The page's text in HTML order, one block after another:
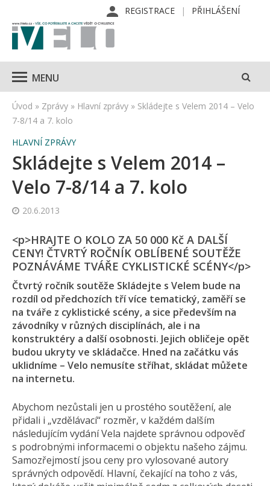
REGISTRACE PŘIHLÁŠENÍ
MENU
Úvod » Zprávy » Hlavní zprávy » Skládejte s Velem 2014 – Velo
7-8/14 a 7. kolo
HLAVNÍ ZPRÁVY
Skládejte s Velem 2014 –
Velo 7-8/14 a 7. kolo
20.6.2013
<p>HRAJTE O KOLO ZA 50 000 Kč A DALŠÍ
CENY! ČTVRTÝ ROČNÍK OBLÍBENÉ SOUTĚŽE
POZNÁVÁME TVÁŘE CYKLISTICKÉ SCÉNY</p>
Čtvrtý ročník soutěže Skládejte s Velem bude na
rozdíl od předchozích tří více tematický, zaměří se
na tváře z cyklistické scény, a sice především na
závodníky v různých disciplínách, ale i na
konstruktéry a další osobnosti. Jejich obličeje opět
budou ukryty ve skládačce. Hned na začátku vás
uklidníme – Velo nemusíte stříhat, skládat můžete
na internetu.
Abychom nezůstali jen u prostého soutěžení, ale
přidali i „vzdělávací“ rozměr, v každém dalším
následujícím vydání Vela najdete správnou odpověď
s podrobnými informacemi o objektu našeho zájmu.
Samozřejmostí jsou ceny pro vylosované autory
správných odpovědí. Hlavní, čekající na toho z vás,